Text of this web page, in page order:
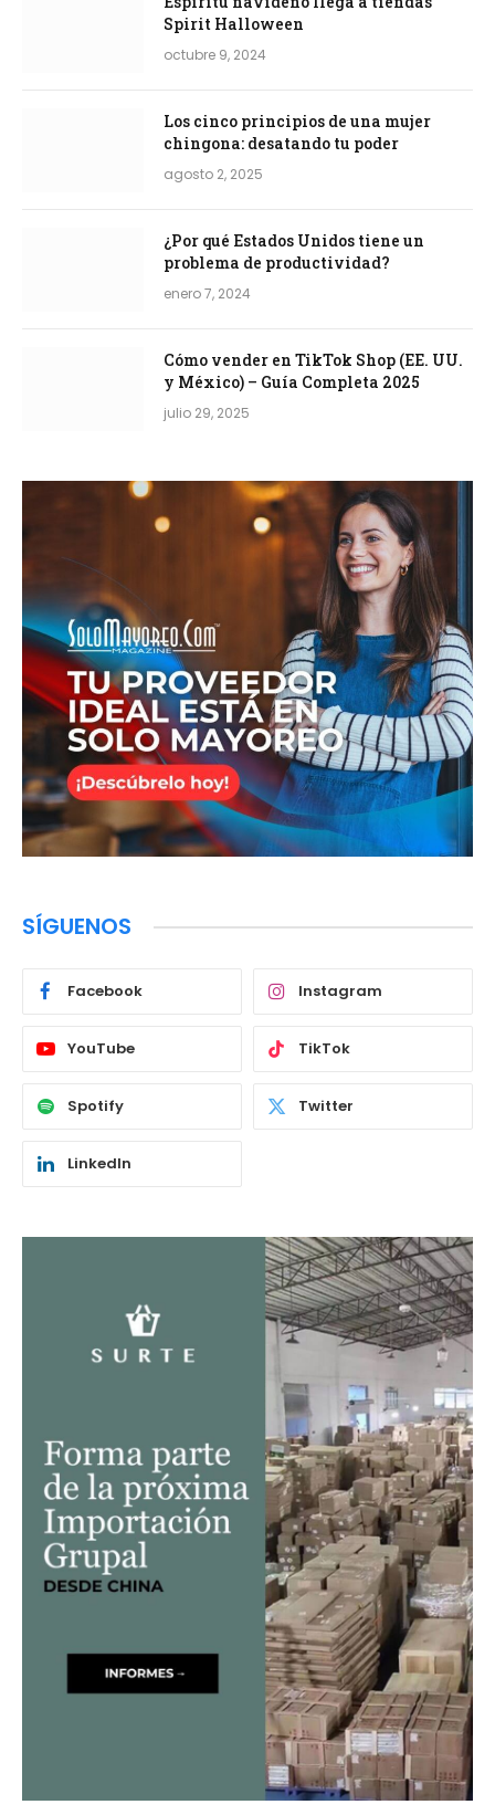
Spirit Halloween
octubre 9, 2024
Los cinco principios de una mujer
chingona: desatando tu poder
agosto 2, 2025
¿Por qué Estados Unidos tiene un
problema de productividad?
enero 7, 2024
Cómo vender en TikTok Shop (EE. UU.
y México) – Guía Completa 2025
julio 29, 2025
SÍGUENOS
Facebook Instagram
YouTube TikTok
Spotify Twitter
LinkedIn